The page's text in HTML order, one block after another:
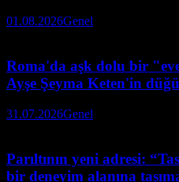
01.08.2026Genel
Roma'da aşk dolu bir
Ayşe Şeyma Keten'in
31.07.2026Genel
Parıltının yeni adresi:
bir deneyim alanına